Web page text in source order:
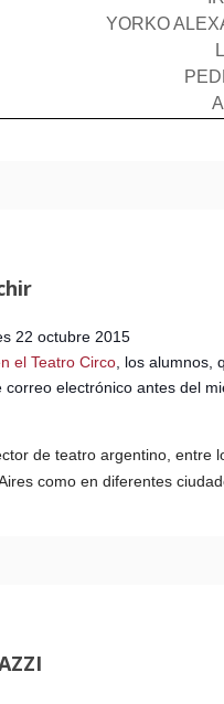
YORKO
22 octubre 2015
el Teatro Circo , los
electrónico antes del
de teatro argentino, entre
como en diferentes